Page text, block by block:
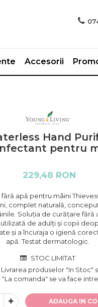
Accesorii
Hand
pentru
229,48 RON
apă pentru mâini
complet naturală,
Soluția de curățare fără
de adulți și copii
și a încuraja o igienă
apă. Testat dermatologic.
STOC LIMITAT
Livrarea produselor "In Stoc"
comanda" se va face
ADAUGA IN